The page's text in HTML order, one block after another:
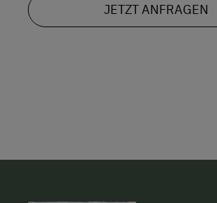
JETZT ANFRAGEN